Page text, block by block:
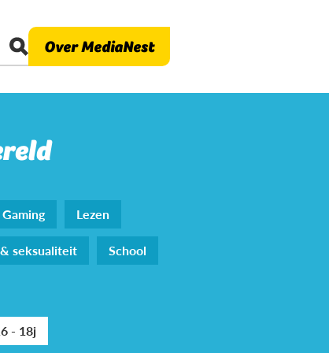
Over MediaNest
Gaming
Lezen
seksualiteit
School
- 18j